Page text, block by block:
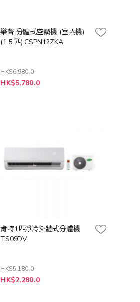
樂聲 分體式空調機 (室內機)
(1.5 匹) CSPN12ZKA
HK$6,980.0
特
殊
HK$5,780.0
肯特1匹淨冷掛牆式分體機
TS09DV
HK$5,180.0
特
殊
HK$2,280.0